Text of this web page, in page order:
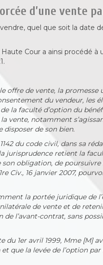
d’une vente
quel que soit la date
Cour a ainsi procédé à
offre de vente, la promesse
du vendeur, les
la faculté d’option du
vente, notamment
de son bien.
du code civil, dans sa
la jurisprudence retient la
obligation, de poursuivre
Civ., 16 janvier 2007,
la portée juridique de
de vente et de retenir
l’avant-contrat, sans
du 1er avril 1999, Mme [M]
que la levée de l’option